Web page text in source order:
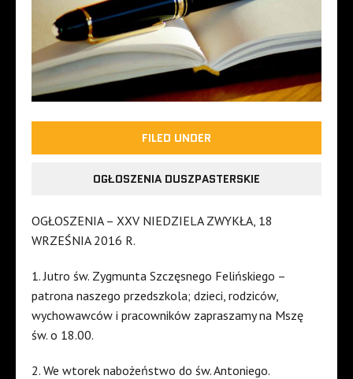
FILED UNDER
OGŁOSZENIA DUSZPASTERSKIE
OGŁOSZENIA – XXV NIEDZIELA ZWYKŁA, 18
WRZEŚNIA 2016 R.
1. Jutro św. Zygmunta Szczęsnego Felińskiego –
patrona naszego przedszkola; dzieci, rodziców,
wychowawców i pracowników zapraszamy na Mszę
św. o 18.00.
2. We wtorek nabożeństwo do św. Antoniego.